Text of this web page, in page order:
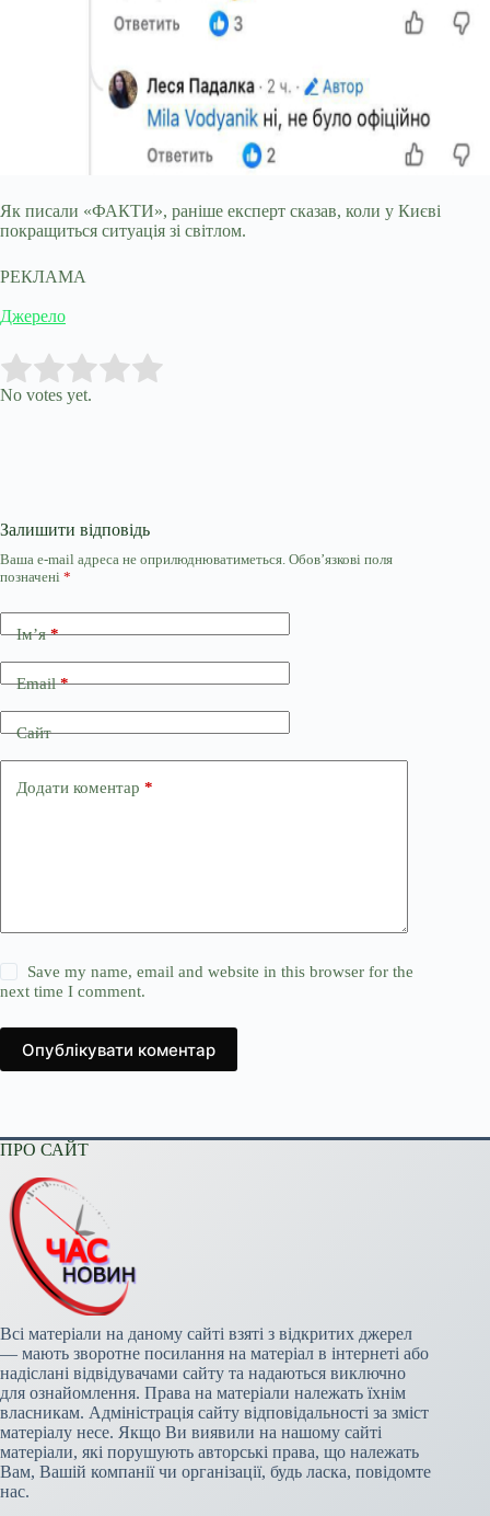
Як писали «ФАКТИ», раніше експерт сказав, коли у Києві
покращиться ситуація зі світлом.
РЕКЛАМА
Джерело
Rate this item:
No votes yet.
Залишити відповідь
Ваша e-mail адреса не оприлюднюватиметься. Обов’язкові поля
позначені *
Ім’я*
Email*
Сайт
Додати коментар *
Save my name, email and website in this browser for the
next time I comment.
Опублікувати коментар
ПРО САЙТ
Всі матеріали на даному сайті взяті з відкритих джерел
— мають зворотне посилання на матеріал в інтернеті або
надіслані відвідувачами сайту та надаються виключно
для ознайомлення. Права на матеріали належать їхнім
власникам. Адміністрація сайту відповідальності за зміст
матеріалу несе. Якщо Ви виявили на нашому сайті
матеріали, які порушують авторські права, що належать
Вам, Вашій компанії чи організації, будь ласка, повідомте
нас.